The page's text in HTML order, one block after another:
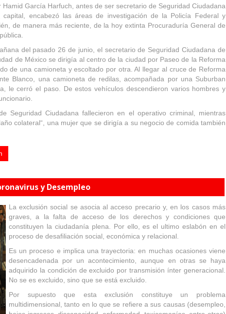
Hamid García Harfuch, antes de ser secretario de Seguridad Ciudadana
capital, encabezó las áreas de investigación de la Policía Federal y
de manera más reciente, de la hoy extinta Procuraduría General de
del pasado 26 de junio, el secretario de Seguridad Ciudadana de
de México se dirigía al centro de la ciudad por Paseo de la Reforma
de una camioneta y escoltado por otra. Al llegar al cruce de Reforma
Blanco, una camioneta de redilas, acompañada por una Suburban
le cerró el paso. De estos vehículos descendieron varios hombres y
Seguridad Ciudadana fallecieron en el operativo criminal, mientras
colateral“, una mujer que se dirigía a su negocio de comida también
y Desempleo
La exclusión social se asocia al acceso precario y, en los casos más
graves, a la falta de acceso de los derechos y condiciones que
constituyen la ciudadanía plena. Por ello, es el ultimo eslabón en el
proceso de desafiliación social, económica y relacional.
Es un proceso e implica una trayectoria: en muchas ocasiones viene
desencadenada por un acontecimiento, aunque en otras se haya
adquirido la condición de excluido por transmisión ínter generacional.
No se es excluido, sino que se está excluido.
Por supuesto que esta exclusión constituye un problema
multidimensional, tanto en lo que se refiere a sus causas (desempleo,